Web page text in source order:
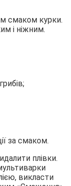
смаком курки.
і ніжним.
за смаком.
плівки.
викласти